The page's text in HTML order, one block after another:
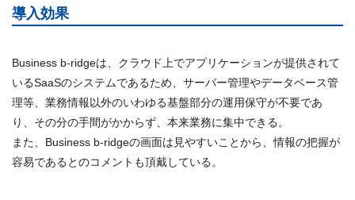
導入効果
Business b-ridgeは、クラウド上でアプリケーションが提供されて
いるSaaSのシステムであるため、サーバー管理やデータベース管
理等、業務情報以外のいわゆる基盤部分の運用保守が不要であ
り、その分の手間がかからず、本来業務に集中できる。
また、Business b-ridgeの画面は見やすいことから、情報の把握が
容易であるとのコメントも頂戴している。